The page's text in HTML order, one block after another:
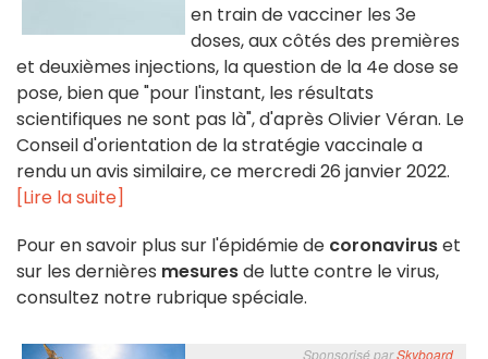
en train de vacciner les 3e
doses, aux côtés des premières
et deuxièmes injections, la question de la 4e dose se
pose, bien que "pour l'instant, les résultats
scientifiques ne sont pas là", d'après Olivier Véran. Le
Conseil d'orientation de la stratégie vaccinale a
rendu un avis similaire, ce mercredi 26 janvier 2022.
[Lire la suite]
Pour en savoir plus sur l'épidémie de coronaviruset
sur les dernières mesuresde lutte contre le virus,
consultez notre rubrique spéciale.